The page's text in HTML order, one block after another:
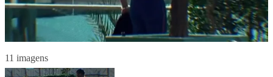
11 imagens